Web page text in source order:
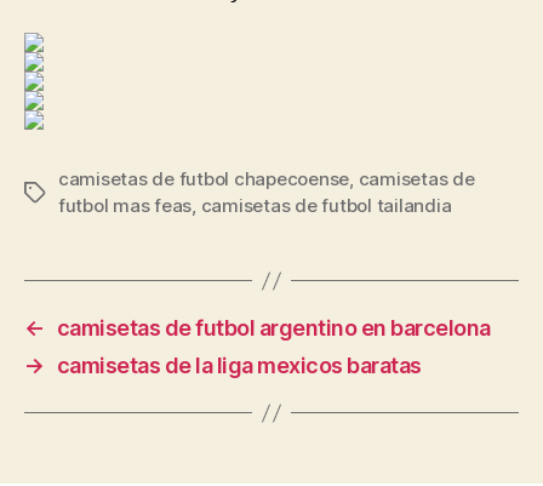
Etiquetas
camisetas de futbol chapecoense, camisetas de
futbol mas feas, camisetas de futbol tailandia
←
camisetas de futbol argentino en barcelona
→
camisetas de la liga mexicos baratas